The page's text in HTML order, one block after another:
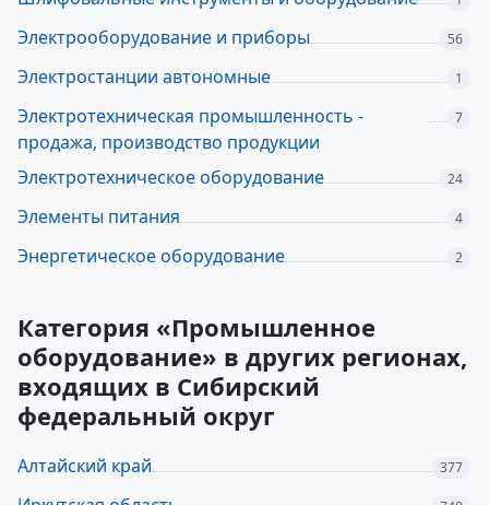
Электрооборудование и приборы 56
Электростанции автономные 1
Электротехническая промышленность -
продажа, производство продукции
7
Электротехническое оборудование 24
Элементы питания 4
Энергетическое оборудование 2
Категория «Промышленное
оборудование» в других регионах,
входящих в Сибирский
федеральный округ
Алтайский край 377